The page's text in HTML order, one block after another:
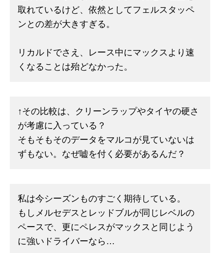
取れているけど、依然としてフェルスタッペ
ンとの差が大きすぎる。
リカルドでさえ、レース中にマックスより速
くなることは殆どなかった。
↑その比較は、クリーンラップやタイヤの硬さ
が考慮に入っている？
そもそもそのデータをマルコが見ていないは
ずもない。なぜ嘘を付く必要があるんだ？
私は今シーズンものすごく期待している。
もしメルセデスとレッドブルが同じレベルの
ペースで、更にペレスがマックスと同じよう
に強いドライバーなら…